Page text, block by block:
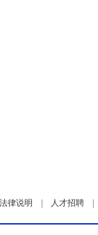
法律说明 人才招聘